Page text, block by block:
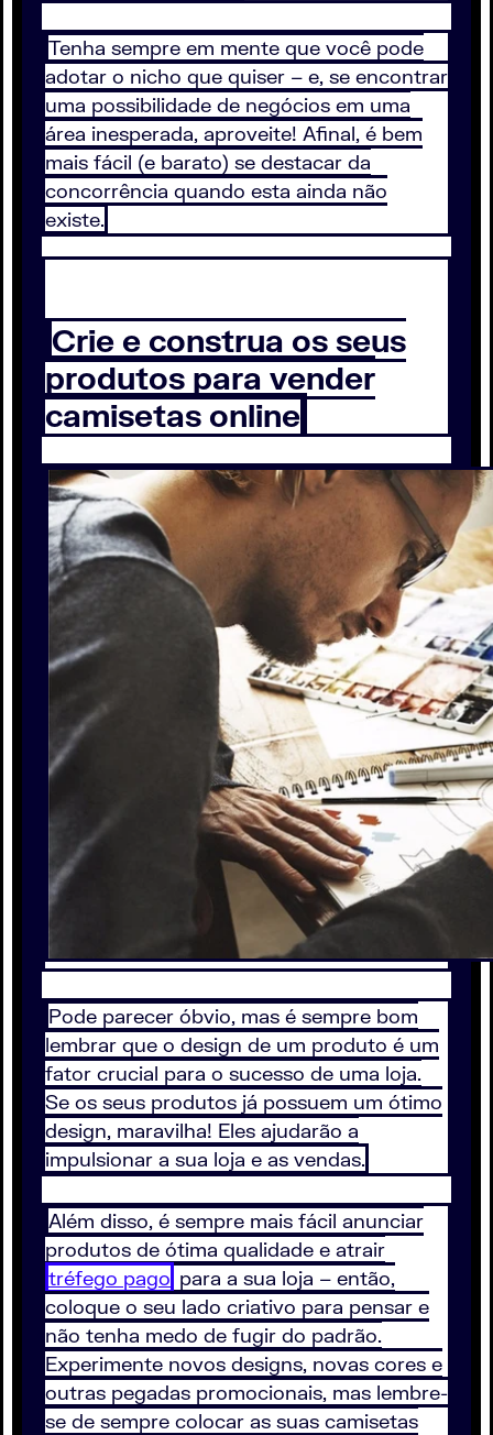
Tenha sempre em mente que você pode
adotar o nicho que quiser – e, se encontrar
uma possibilidade de negócios em uma
área inesperada, aproveite! Afinal, é bem
mais fácil (e barato) se destacar da
concorrência quando esta ainda não
existe.
Crie e construa os seus
produtos para vender
camisetas online
Pode parecer óbvio, mas é sempre bom
lembrar que o design de um produto é um
fator crucial para o sucesso de uma loja.
Se os seus produtos já possuem um ótimo
design, maravilha! Eles ajudarão a
impulsionar a sua loja e as vendas.
Além disso, é sempre mais fácil anunciar
produtos de ótima qualidade e atrair
tréfego pago para a sua loja – então,
coloque o seu lado criativo para pensar e
não tenha medo de fugir do padrão.
Experimente novos designs, novas cores e
outras pegadas promocionais, mas lembre-
se de sempre colocar as suas camisetas